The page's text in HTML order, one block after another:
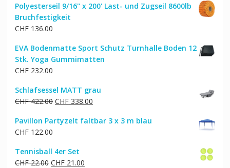
war:
CHF 22.00
ist:
Polyesterseil 9/16" x 200' Last- und Zugseil 8600lb
Bruchfestigkeit
CHF136.00
EVA Bodenmatte Sport Schutz Turnhalle Boden 12
Stk. Yoga Gummimatten
CHF232.00
Schlafsessel MATT grau
CHF422.00 Ursprünglicher
war:
CHF338.00Aktueller
ist:
Pavillon Partyzelt faltbar 3 x 3 m blau
CHF122.00
Tennisball 4er Set
CHF22.00 Ursprünglicher
CHF21.00Aktueller